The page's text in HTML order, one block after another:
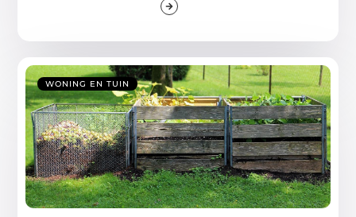
WONING EN TUIN